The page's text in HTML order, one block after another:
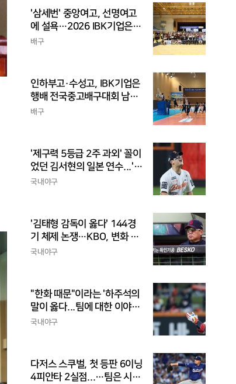
'삼세번' 중앙여고, 선명여고
에 설욕…2026 IBK기업은행
배 전국중고배구대회 우승
배구
인하부고·수성고, IBK기업은
행배 전국중고배구대회 남고
부 결승 격돌
배구
'제구력 5등급 2주 과외' 꼴이
었던 김서현의 일본 연수...'종
합검진표'에 불과
국내야구
'김태형 감독이 옳다' 144경
기 체제 논쟁…KBO, 변화 고
민해야, 환경에 맞는 경기 수
국내야구
"한화 때문"이라는 '하주석의
말이 옳다...팀에 대한 이야
기, 끝까지 안 하는 게 도리
국내야구
다저스 스쿠벌, 첫 등판 6이닝
4피안타 2실점...…팀은 시즌